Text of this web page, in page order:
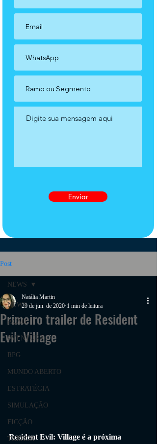
Enviar
Post
NEWS
AÇÃO
AVENTURA
RPG
MUNDO ABERTO
ESTRATÉGIA
SIMULAÇÃO
FICÇÃO
TERROR
NEWS
Primeiro trailer de Resident
Evil: Village
Natália Martin
29 de jun. de 2020 1 min de leitura
Resident Evil: Village é a próxima